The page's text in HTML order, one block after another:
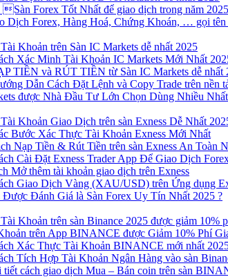
Forex Tốt Nhất để giao dịch trong năm
Dịch Forex, Hàng Hoá, Chứng Khoán, … gọi
Khoản trên Sàn IC Markets dễ nhất 2025
Xác Minh Tài Khoản IC Markets Mới Nhất
TIỀN và RÚT TIỀN từ Sàn IC Markets dễ nhất
Dẫn Cách Đặt Lệnh và Copy Trade trên nền
được Nhà Đầu Tư Lớn Chọn Dùng Nhiều
Khoản Giao Dịch trên sàn Exness Dễ Nhất
Bước Xác Thực Tài Khoản Exness Mới Nhất
Nạp Tiền & Rút Tiền trên sàn Exness An Toàn
Cài Đặt Exness Trader App Để Giao Dịch
Mở thêm tài khoản giao dịch trên Exness
Giao Dịch Vàng (XAU/USD) trên Ứng dụng
Được Đánh Giá là Sàn Forex Uy Tín Nhất 2025 ?
Khoản trên sàn Binance 2025 được giảm 10%
trên App BINANCE được Giảm 10% Phí
Xác Thực Tài Khoản BINANCE mới nhất
Tích Hợp Tài Khoản Ngân Hàng vào sàn
tiết cách giao dịch Mua – Bán coin trên sàn